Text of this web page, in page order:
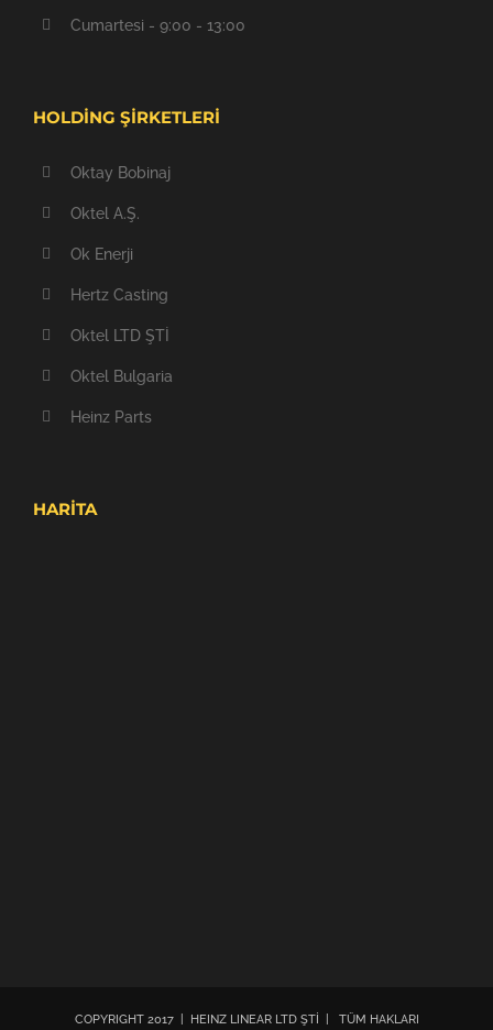
Cumartesi - 9:00 - 13:00
HOLDİNG ŞİRKETLERİ
Oktay Bobinaj
Oktel A.Ş.
Ok Enerji
Hertz Casting
Oktel LTD ŞTİ
Oktel Bulgaria
Heinz Parts
HARİTA
COPYRIGHT 2017 | HEINZ LINEAR LTD ŞTİ | TÜM HAKLARI